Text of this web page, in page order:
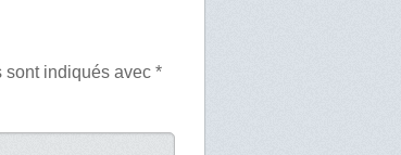
sont indiqués avec*